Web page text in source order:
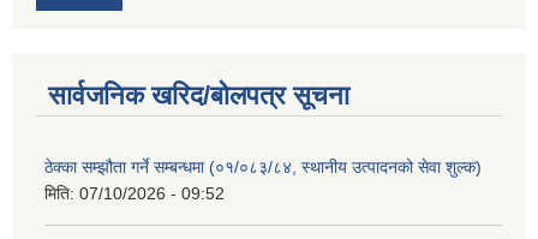
सार्वजनिक खरिद/बोलपत्र सूचना
ठेक्का सम्झौता गर्ने सम्बन्धमा (०१/०८३/८४, स्थानीय उत्पादनको सेवा शुल्क)
मिति: 07/10/2026 - 09:52